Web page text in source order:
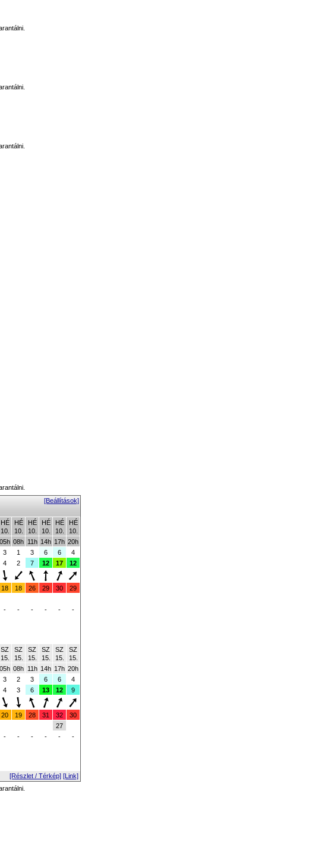
[Beállítások]
HÉ
10.
HÉ
10.
HÉ
10.
HÉ
10.
HÉ
10.
HÉ
10.
05h 08h 11h 14h 17h 20h
3 1 3 6 6
4
4 2 7 12 17
12
18 18 26 29 30
29
- - - - - -
SZ
15.
SZ
15.
SZ
15.
SZ
15.
SZ
15.
SZ
15.
05h 08h 11h 14h 17h 20h
3 2 3 6 6
4
4 3 6 13 12
9
20 19 28 31 32
30
27
- - - - - -
[Részlet / Térkép] [Link]